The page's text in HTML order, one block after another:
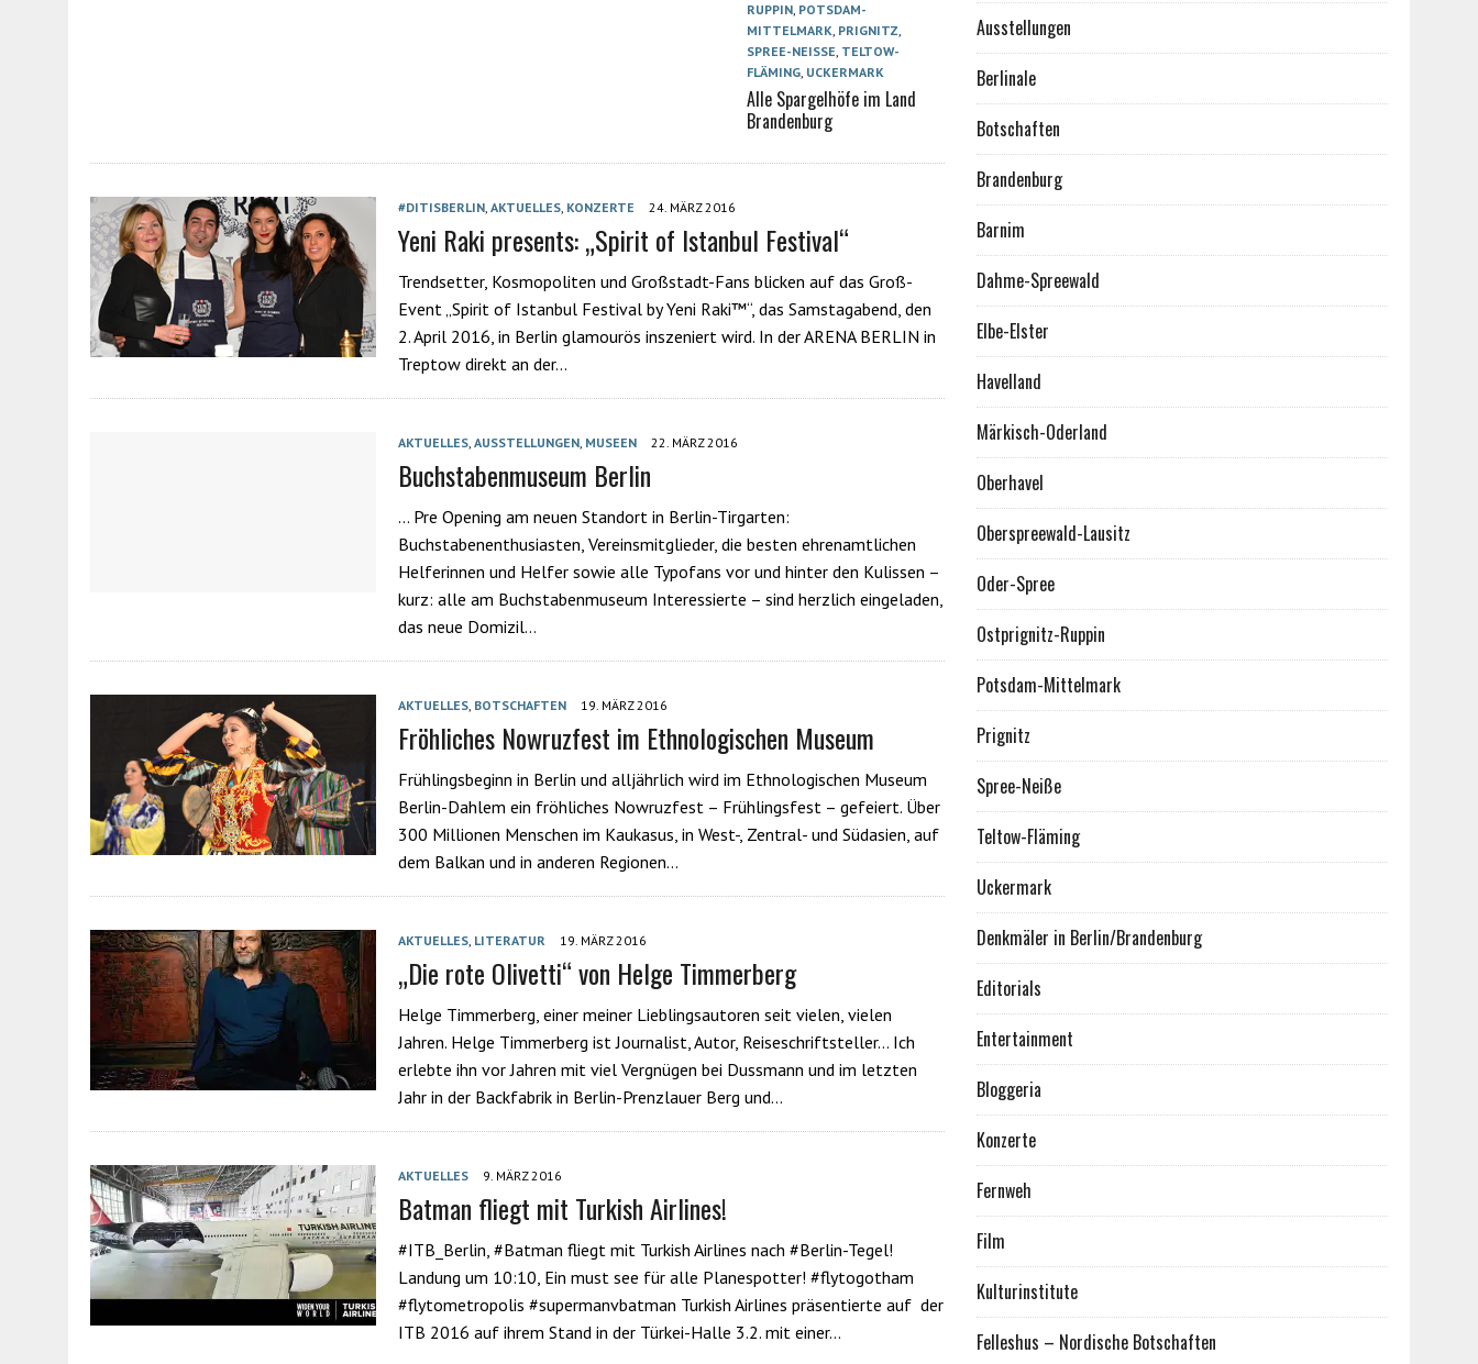
RUPPIN, POTSDAM-
MITTELMARK, PRIGNITZ,
SPREE-NEISSE , TELTOW-
FLÄMING, UCKERMARK
Alle Spargelhöfe im Land
Brandenburg
#DITISBERLIN, AKTUELLES, KONZERTE 24. MÄRZ 2016
Yeni Raki presents: „Spirit of Istanbul Festival“
Trendsetter, Kosmopoliten und Großstadt-Fans blicken auf das Groß-
Event „Spirit of Istanbul Festival by Yeni Raki™“, das Samstagabend, den
2. April 2016, in Berlin glamourös inszeniert wird. In der ARENA BERLIN in
Treptow direkt an der…
AKTUELLES, AUSSTELLUNGEN, MUSEEN 22. MÄRZ 2016
Buchstabenmuseum Berlin
… Pre Opening am neuen Standort in Berlin-Tirgarten:
Buchstabenenthusiasten, Vereinsmitglieder, die besten ehrenamtlichen
Helferinnen und Helfer sowie alle Typofans vor und hinter den Kulissen –
kurz: alle am Buchstabenmuseum Interessierte – sind herzlich eingeladen,
das neue Domizil…
AKTUELLES, BOTSCHAFTEN 19. MÄRZ 2016
Fröhliches Nowruzfest im Ethnologischen Museum
Frühlingsbeginn in Berlin und alljährlich wird im Ethnologischen Museum
Berlin-Dahlem ein fröhliches Nowruzfest – Frühlingsfest – gefeiert. Über
300 Millionen Menschen im Kaukasus, in West-, Zentral- und Südasien, auf
dem Balkan und in anderen Regionen…
AKTUELLES, LITERATUR 19. MÄRZ 2016
„Die rote Olivetti“ von Helge Timmerberg
Helge Timmerberg, einer meiner Lieblingsautoren seit vielen, vielen
Jahren. Helge Timmerberg ist Journalist, Autor, Reiseschriftsteller… Ich
erlebte ihn vor Jahren mit viel Vergnügen bei Dussmann und im letzten
Jahr in der Backfabrik in Berlin-Prenzlauer Berg und…
AKTUELLES 9. MÄRZ 2016
Batman fliegt mit Turkish Airlines!
#ITB_Berlin, #Batman fliegt mit Turkish Airlines nach #Berlin-Tegel!
Landung um 10:10, Ein must see für alle Planespotter! #‎flytogotham‬
‪#‎flytometropolis‬ ‪#‎supermanvbatman‬ Turkish Airlines präsentierte auf der
ITB 2016 auf ihrem Stand in der Türkei-Halle 3.2. mit einer…
Ausstellungen
Berlinale
Botschaften
Brandenburg
Barnim
Dahme-Spreewald
Elbe-Elster
Havelland
Märkisch-Oderland
Oberhavel
Oberspreewald-Lausitz
Oder-Spree
Ostprignitz-Ruppin
Potsdam-Mittelmark
Prignitz
Spree-Neiße
Teltow-Fläming
Uckermark
Denkmäler in Berlin/Brandenburg
Editorials
Entertainment
Bloggeria
Konzerte
Fernweh
Film
Kulturinstitute
Felleshus – Nordische Botschaften